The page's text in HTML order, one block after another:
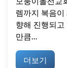
렘까지 복음
향해 진행되
만큼...
더보기